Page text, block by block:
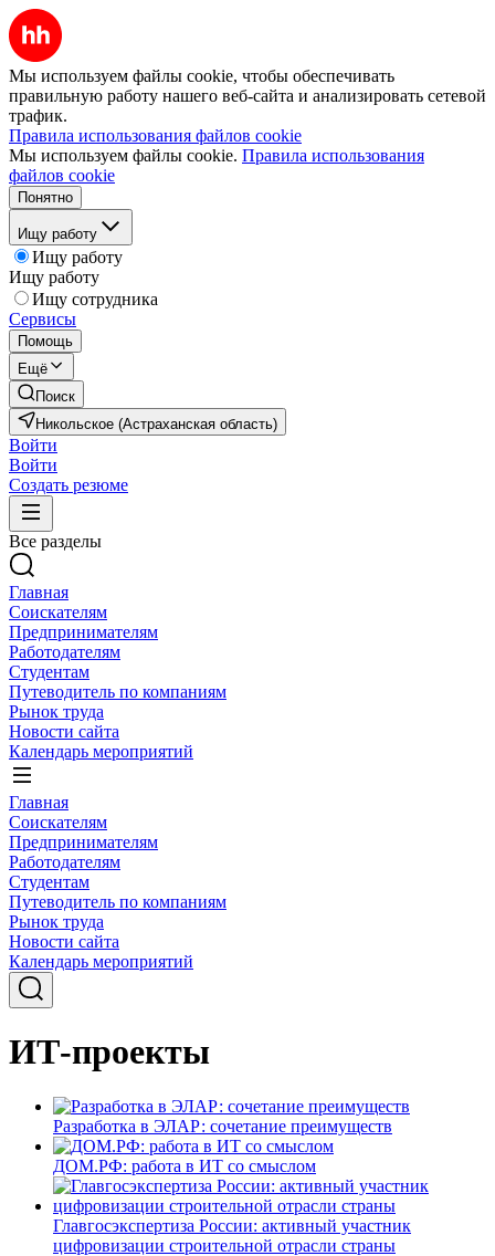
Мы используем файлы cookie, чтобы обеспечивать
правильную работу нашего веб-сайта и анализировать сетевой
трафик.
Правила использования файлов cookie
Мы используем файлы cookie. Правила использования
файлов cookie
Понятно
Ищу работу
Ищу работу
Ищу работу
Ищу сотрудника
Сервисы
Помощь
Ещё
Поиск
Никольское (Астраханская область)
Войти
Войти
Создать резюме
Все разделы
Главная
Соискателям
Предпринимателям
Работодателям
Студентам
Путеводитель по компаниям
Рынок труда
Новости сайта
Календарь мероприятий
Главная
Соискателям
Предпринимателям
Работодателям
Студентам
Путеводитель по компаниям
Рынок труда
Новости сайта
Календарь мероприятий
ИТ-проекты
Разработка в ЭЛАР: сочетание преимуществ
ДОМ.РФ: работа в ИТ со смыслом
Главгосэкспертиза России: активный участник
цифровизации строительной отрасли страны